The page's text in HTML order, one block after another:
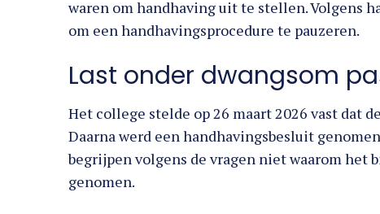
waren om handhaving uit te stellen. Volgens
om een handhavingsprocedure te pauzeren.
Last onder dwangsom
Het college stelde op 26 maart 2026 vast dat
Daarna werd een handhavingsbesluit
begrijpen volgens de vragen niet waarom het
genomen.